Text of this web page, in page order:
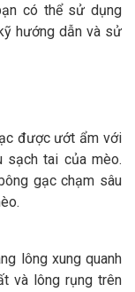
có thể sử dụng
hướng dẫn và sử
được ướt ẩm với
sạch tai của mèo.
gạc chạm sâu
lông xung quanh
và lông rụng trên